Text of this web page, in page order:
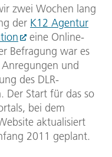
zwei Wochen lang
der K12 Agentur
eine Online-
Befragung war es
und
des DLR-
Der Start für das so
bei dem
aktualisiert
2011 geplant.